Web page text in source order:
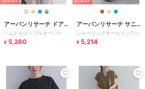
アーバンリサーチ ドアー
ズ
ヘムドロストプルオーバー
¥ 5,280
アーバンリサーチ サニー
レーベル
シャーリングオールインワン
¥ 5,214